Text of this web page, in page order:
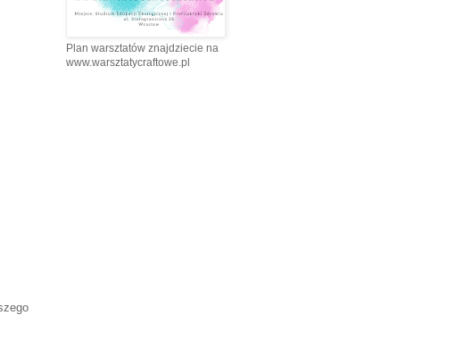
Plan warsztatów znajdziecie na
www.warsztatycraftowe.pl